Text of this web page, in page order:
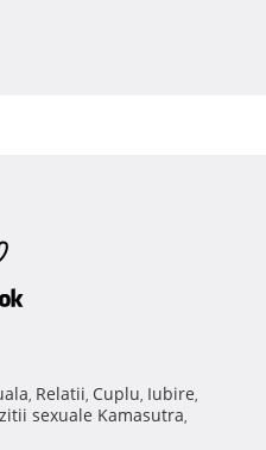
, Relatii, Cuplu, Iubire,
sexuale Kamasutra,